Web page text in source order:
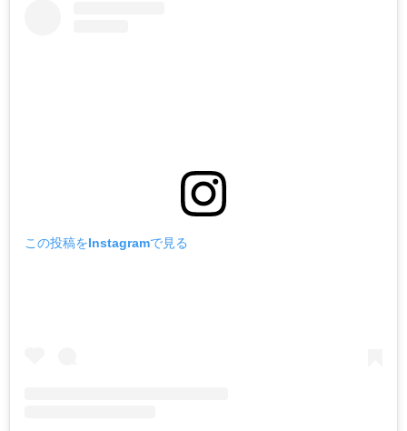
この投稿をInstagramで見る